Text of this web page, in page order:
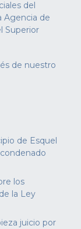
del
Agencia de
Superior
de nuestro
de Esquel
los
la Ley
juicio por